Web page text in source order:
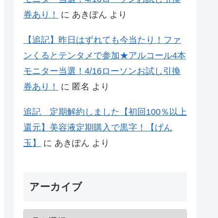
券あり！
に あきぽん より
【追記】昨日はずれても今当たり！ファ
ンくるとテンタメで参加★アルコール4本
モニター当選！4/16ローソンお試し引換
券あり！
に 匿名 より
追記 定期解約しました【初回100％以上
還元】美容液定期購入で黒字！【げん
玉】
に あきぽん より
アーカイブ